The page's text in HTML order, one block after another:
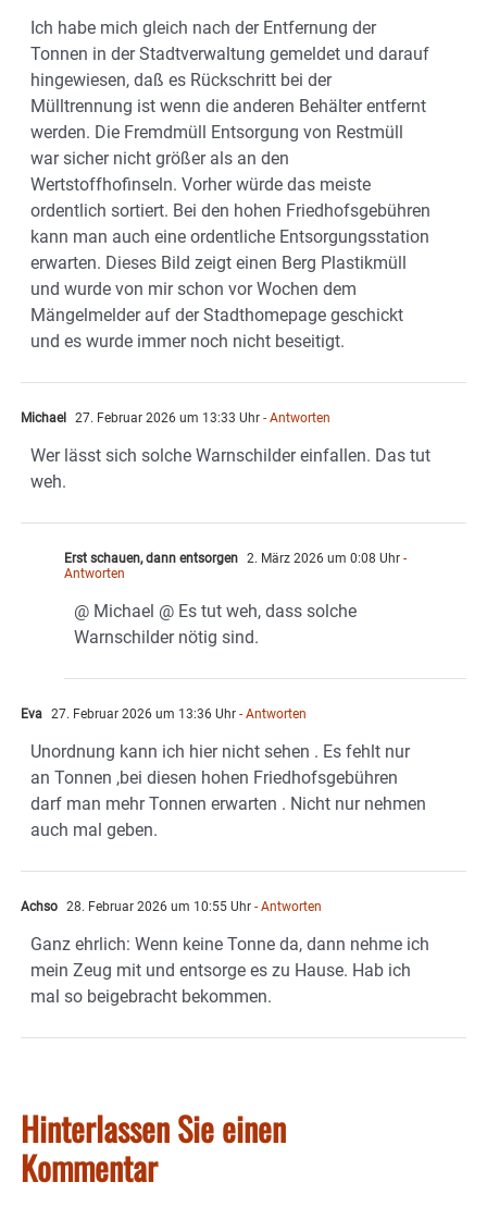
Ich habe mich gleich nach der Entfernung der
Tonnen in der Stadtverwaltung gemeldet und darauf
hingewiesen, daß es Rückschritt bei der
Mülltrennung ist wenn die anderen Behälter entfernt
werden. Die Fremdmüll Entsorgung von Restmüll
war sicher nicht größer als an den
Wertstoffhofinseln. Vorher würde das meiste
ordentlich sortiert. Bei den hohen Friedhofsgebühren
kann man auch eine ordentliche Entsorgungsstation
erwarten. Dieses Bild zeigt einen Berg Plastikmüll
und wurde von mir schon vor Wochen dem
Mängelmelder auf der Stadthomepage geschickt
und es wurde immer noch nicht beseitigt.
Michael 27. Februar 2026 um 13:33 Uhr - Antworten
Wer lässt sich solche Warnschilder einfallen. Das tut
weh.
Erst schauen, dann entsorgen 2. März 2026 um 0:08 Uhr -
Antworten
@ Michael @ Es tut weh, dass solche
Warnschilder nötig sind.
Eva 27. Februar 2026 um 13:36 Uhr - Antworten
Unordnung kann ich hier nicht sehen . Es fehlt nur
an Tonnen ,bei diesen hohen Friedhofsgebühren
darf man mehr Tonnen erwarten . Nicht nur nehmen
auch mal geben.
Achso 28. Februar 2026 um 10:55 Uhr - Antworten
Ganz ehrlich: Wenn keine Tonne da, dann nehme ich
mein Zeug mit und entsorge es zu Hause. Hab ich
mal so beigebracht bekommen.
Hinterlassen Sie einen
Kommentar